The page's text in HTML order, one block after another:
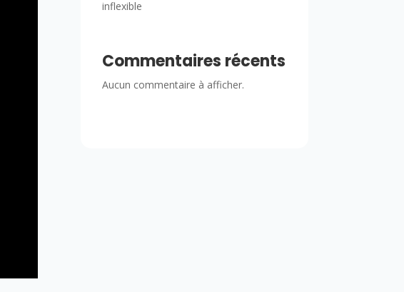
inflexible
Commentaires récents
Aucun commentaire à afficher.